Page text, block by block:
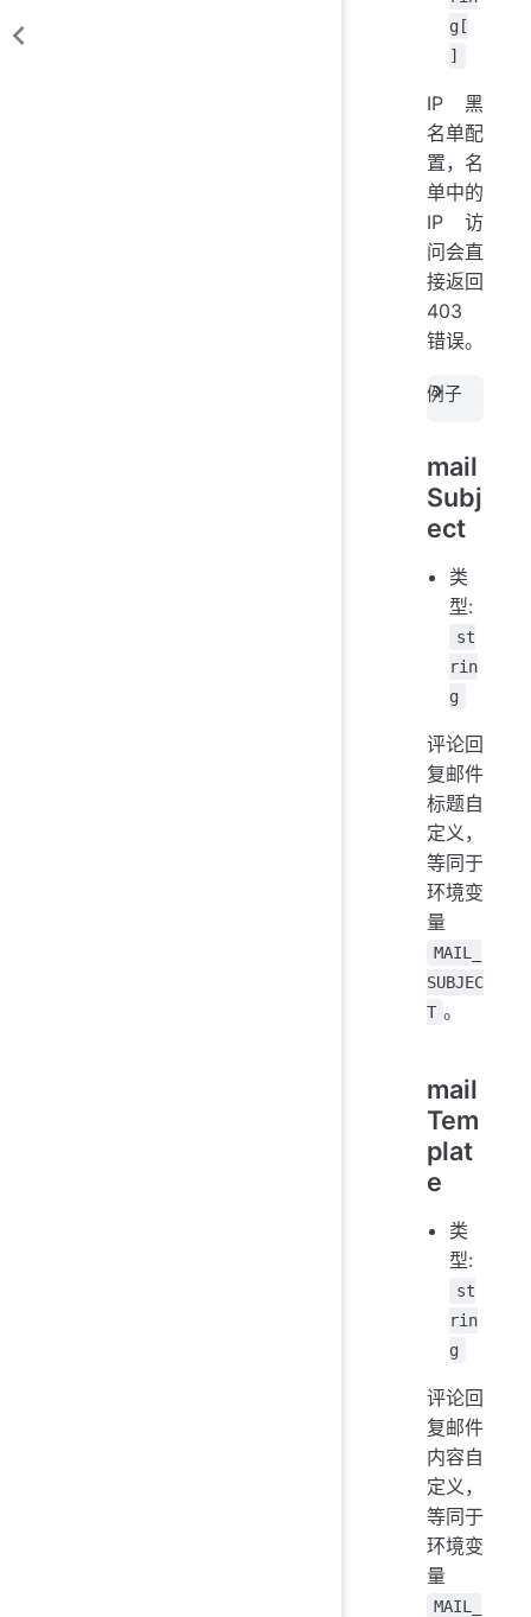
g[
]
IP 黑
名单配
置，名
单中的
IP 访
问会直
接返回
403
错误。
例子
mail
Subj
ect
类
型:
st
rin
g
评论回
复邮件
标题自
定义，
等同于
环境变
量
MAIL_
SUBJEC
T 。
mail
Tem
plat
e
类
型:
st
rin
g
评论回
复邮件
内容自
定义，
等同于
环境变
量
MAIL_